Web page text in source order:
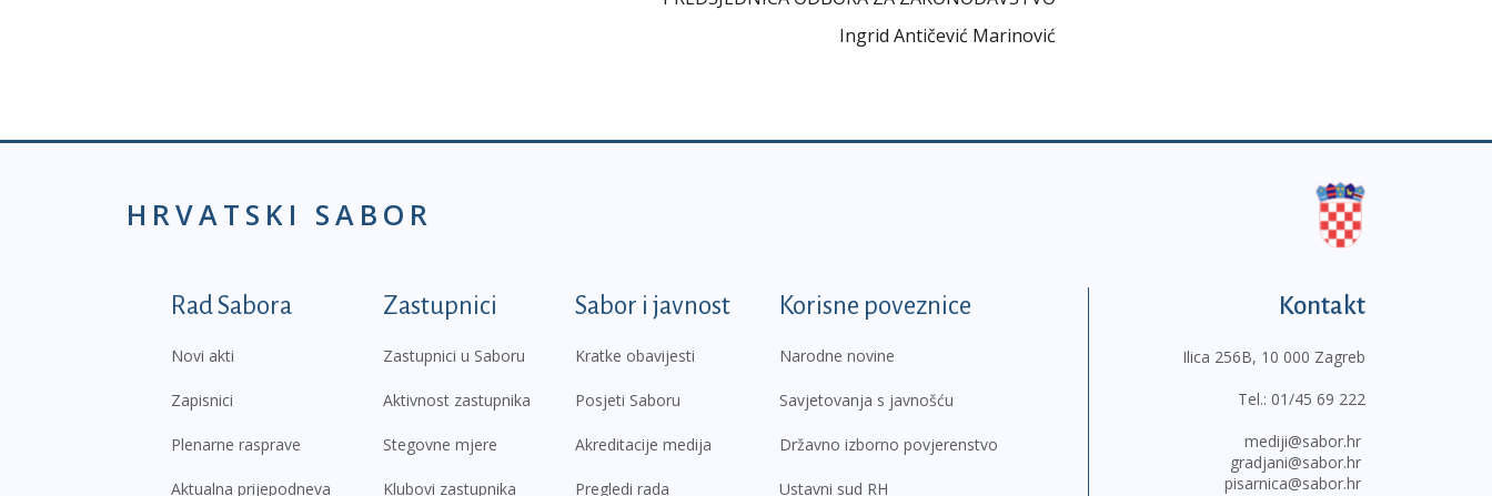
Ingrid Antičević Marinović
HRVATSKI SABOR
Podnožje prvi izbornik
Rad Sabora
Novi akti
Zapisnici
Plenarne rasprave
Aktualna prijepodneva
Zastupnici
Zastupnici u Saboru
Aktivnost zastupnika
Stegovne mjere
Klubovi zastupnika
Sabor i javnost
Kratke obavijesti
Posjeti Saboru
Akreditacije medija
Pregledi rada
Korisne poveznice
Narodne novine
Savjetovanja s javnošću
Državno izborno povjerenstvo
Ustavni sud RH
Kontakt
Ilica 256B, 10 000 Zagreb
Tel.: 01/45 69 222
mediji@sabor.hr
gradjani@sabor.hr
pisarnica@sabor.hr